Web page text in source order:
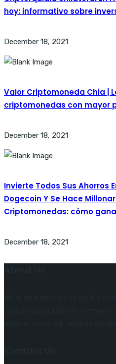
hoy: informativo sobre
December 18, 2021
Valor Criptomoneda Chia |
criptomonedas con mayor
December 18, 2021
Invierte Todos Sus Ahorros
Dogecoin Y Se Hace
Criptomonedas: cómo
December 18, 2021